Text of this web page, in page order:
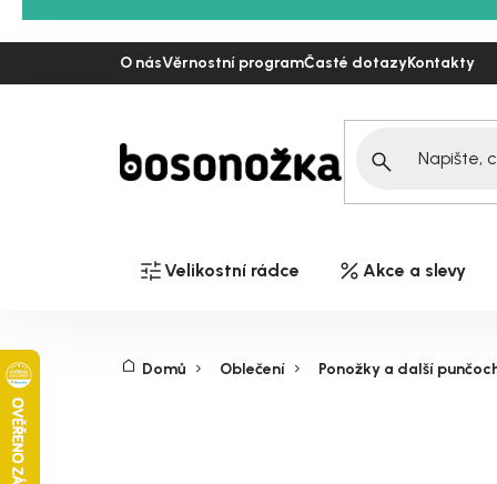
na
O násVěrnostní programČasté dotazyKontakty
Velikostní rádce Akce a slevy
Domů Oblečení Ponožky a další